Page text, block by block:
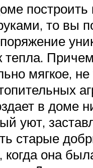
построить
то вы
тепла.
мягкое, не
в доме
уют,
старые
когда она